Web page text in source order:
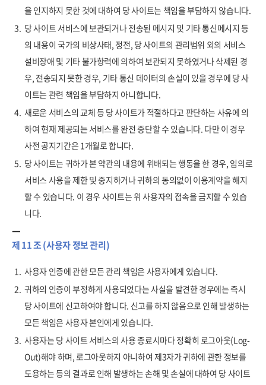
을 인지하지 못한 것에 대하여 당 사이트는 책임을 부담하지 않습니다.
3. 당 사이트 서비스에 보관되거나 전송된 메시지 및 기타 통신메시지 등
의 내용이 국가의 비상사태, 정전, 당 사이트의 관리범위 외의 서비스
설비장애 및 기타 불가항력에 의하여 보관되지 못하였거나 삭제된 경
우, 전송되지 못한 경우, 기타 통신 데이터의 손실이 있을 경우에 당 사
이트는 관련 책임을 부담하지 아니합니다.
4. 새로운 서비스의 교체 등 당 사이트가 적절하다고 판단하는 사유에 의
하여 현재 제공되는 서비스를 완전 중단할 수 있습니다. 다만 이 경우
사전 공지기간은 1개월로 합니다.
5. 당 사이트는 귀하가 본 약관의 내용에 위배되는 행동을 한 경우, 임의로
서비스 사용을 제한 및 중지하거나 귀하의 동의없이 이용계약을 해지
할 수 있습니다. 이 경우 사이트는 위 사용자의 접속을 금지할 수 있습
니다.
제 11 조 (사용자 정보 관리)
1. 사용자 인증에 관한 모든 관리 책임은 사용자에게 있습니다.
2. 귀하의 인증이 부정하게 사용되었다는 사실을 발견한 경우에는 즉시
당 사이트에 신고하여야 합니다. 신고를 하지 않음으로 인해 발생하는
모든 책임은 사용자 본인에게 있습니다.
3. 사용자는 당 사이트 서비스의 사용 종료시마다 정확히 로그아웃(Log-
Out)해야 하며, 로그아웃하지 아니하여 제3자가 귀하에 관한 정보를
도용하는 등의 결과로 인해 발생하는 손해 및 손실에 대하여 당 사이트